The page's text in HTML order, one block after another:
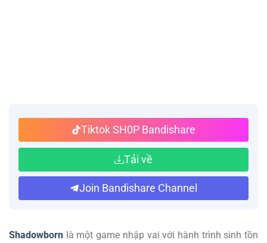
Tiktok SH0P Bandishare
Tải về
Join Bandishare Channel
Shadowborn là một game nhập vai với hành trình sinh tồn